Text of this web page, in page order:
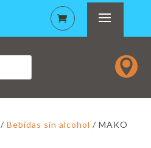

/Bebidas sin alcohol / MAKO